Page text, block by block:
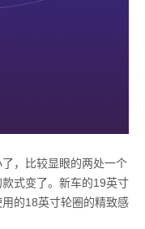
，比较显眼的两处一个
式变了。新车的19英寸
的18英寸轮圈的精致感